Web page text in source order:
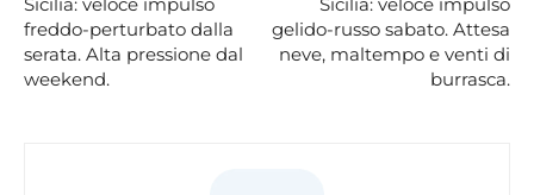
freddo-perturbato dalla
serata. Alta pressione dal
weekend.
gelido-russo sabato. Attesa
neve, maltempo e venti di
burrasca.